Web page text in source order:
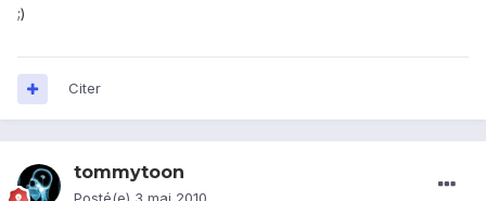
;)
Citer
tommytoon